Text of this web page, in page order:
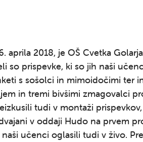
aprila 2018, je OŠ Cvetka
so prispevke, ki so jih naši
s sošolci in mimoidočimi ter
in tremi bivšimi zmagovalci
tudi v montaži
v oddaji Hudo na prvem
učenci oglasili tudi v živo.